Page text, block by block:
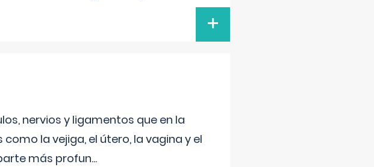
+
nervios y ligamentos que en la
la vejiga, el útero, la vagina y el
más profun...